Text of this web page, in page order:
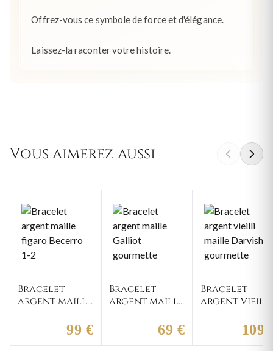
Offrez-vous ce symbole de force et d'élégance.
Laissez-la raconter votre histoire.
Vous aimerez aussi
Bracelet
argent maille
Becerro 1-299 €
Bracelet
argent maille
gourmette69 €
Bracelet
argent vieilli
gourmette
109